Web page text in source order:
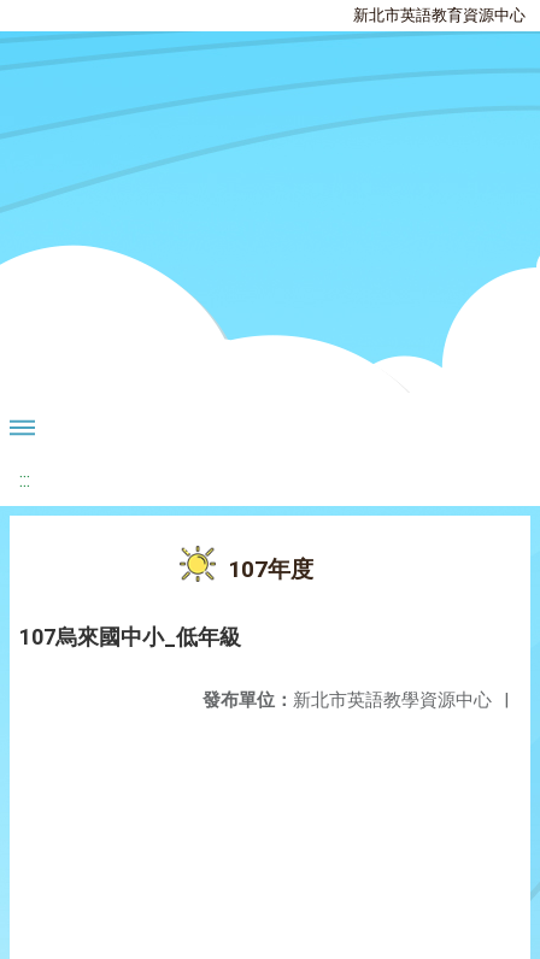
新北市英語教育資源中心
:::
107年度
107烏來國中小_低年級
發布單位： 新北市英語教學資源中心 |